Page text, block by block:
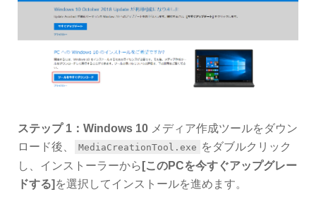
ステップ 1：Windows 10 メディア作成ツールをダウン
ロード後、
MediaCreationTool.exe をダブルクリック
し、インストーラーから [このPCを今すぐアップグレー
ドする] を選択してインストールを進めます。